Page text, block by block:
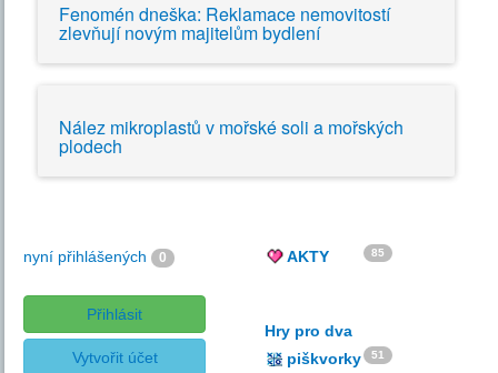
Fenomén dneška: Reklamace nemovitostí
zlevňují novým majitelům bydlení
Nález mikroplastů v mořské soli a mořských
plodech
nyní přihlášených 0
Přihlásit
Vytvořit účet
AKTY 85
Hry pro dva
piškvorky
51